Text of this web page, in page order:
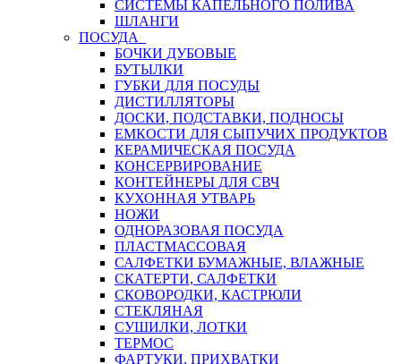
СИСТЕМЫ КАПЕЛЬНОГО ПОЛИВА
ШЛАНГИ
ПОСУДА
БОЧКИ ДУБОВЫЕ
БУТЫЛКИ
ГУБКИ ДЛЯ ПОСУДЫ
ДИСТИЛЛЯТОРЫ
ДОСКИ, ПОДСТАВКИ, ПОДНОСЫ
ЕМКОСТИ ДЛЯ СЫПУЧИХ ПРОДУКТОВ
КЕРАМИЧЕСКАЯ ПОСУДА
КОНСЕРВИРОВАНИЕ
КОНТЕЙНЕРЫ ДЛЯ СВЧ
КУХОННАЯ УТВАРЬ
НОЖИ
ОДНОРАЗОВАЯ ПОСУДА
ПЛАСТМАССОВАЯ
САЛФЕТКИ БУМАЖНЫЕ, ВЛАЖНЫЕ
СКАТЕРТИ, САЛФЕТКИ
СКОВОРОДКИ, КАСТРЮЛИ
СТЕКЛЯНАЯ
СУШИЛКИ, ЛОТКИ
ТЕРМОС
ФАРТУКИ, ПРИХВАТКИ